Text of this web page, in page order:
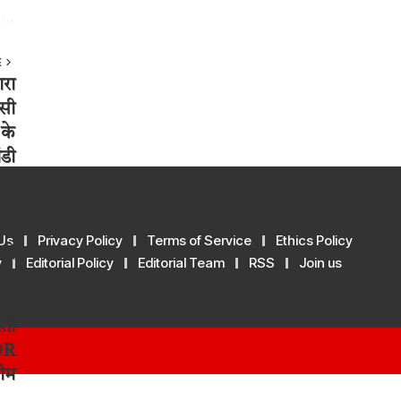
Privacy Policy Terms of Service
Ethics Policy
Editorial Policy Editorial Team RSS Join us